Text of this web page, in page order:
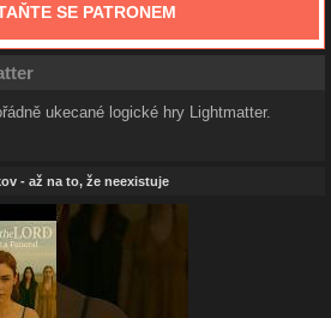
SE PATRONEM
ukecané logické hry Lightmatter.
- až na to, že neexistuje